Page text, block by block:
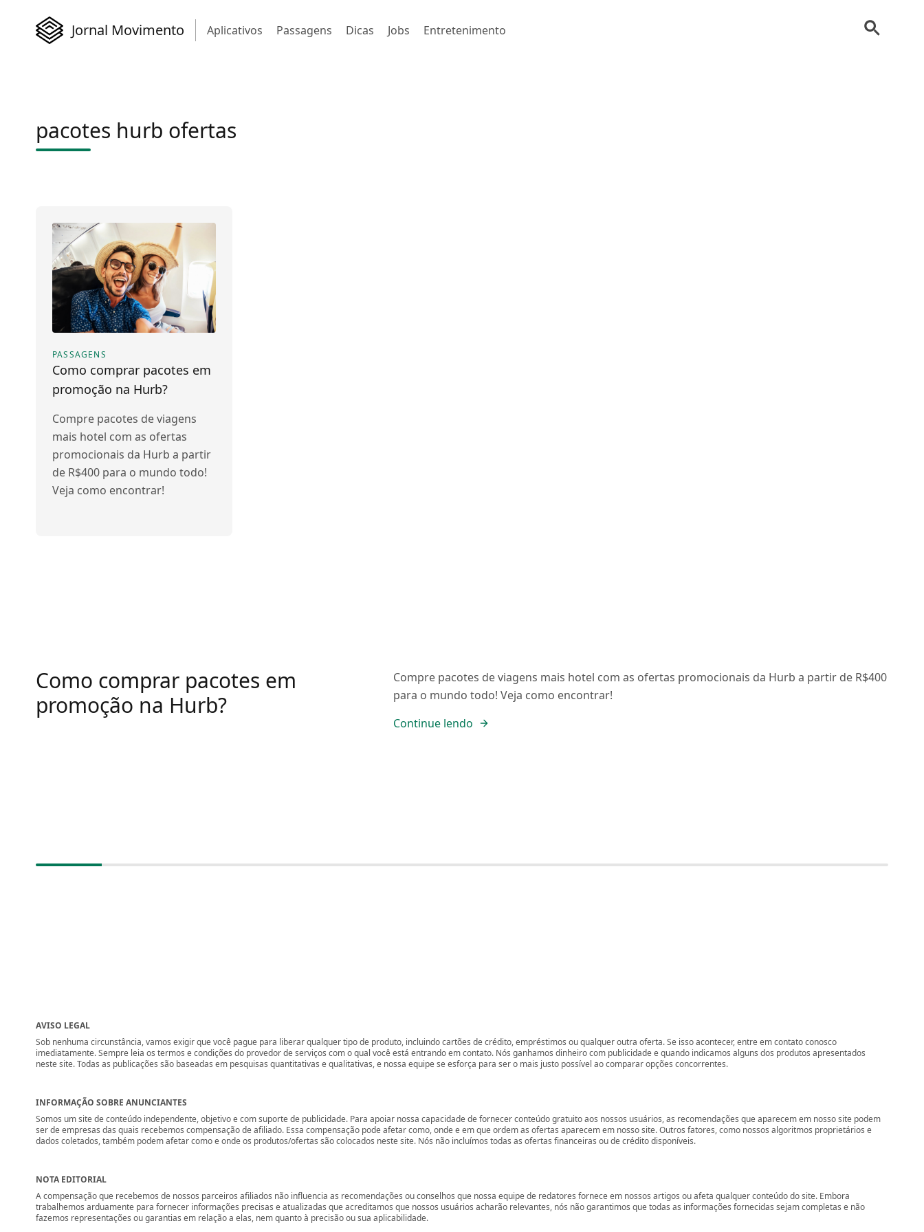
Jornal Movimento Aplicativos Passagens Dicas Jobs Entretenimento
pacotes hurb ofertas
PASSAGENS
Como comprar pacotes em
promoção na Hurb?
Compre pacotes de viagens
mais hotel com as ofertas
promocionais da Hurb a partir
de R$400 para o mundo todo!
Veja como encontrar!
Como comprar pacotes em
promoção na Hurb?
Compre pacotes de viagens mais hotel com as ofertas promocionais da Hurb a partir de R$400
para o mundo todo! Veja como encontrar!
Continue lendo
AVISO LEGAL
Sob nenhuma circunstância, vamos exigir que você pague para liberar qualquer tipo de produto, incluindo cartões de crédito, empréstimos ou qualquer outra oferta. Se isso acontecer, entre em contato conosco
imediatamente. Sempre leia os termos e condições do provedor de serviços com o qual você está entrando em contato. Nós ganhamos dinheiro com publicidade e quando indicamos alguns dos produtos apresentados
neste site. Todas as publicações são baseadas em pesquisas quantitativas e qualitativas, e nossa equipe se esforça para ser o mais justo possível ao comparar opções concorrentes.
INFORMAÇÃO SOBRE ANUNCIANTES
Somos um site de conteúdo independente, objetivo e com suporte de publicidade. Para apoiar nossa capacidade de fornecer conteúdo gratuito aos nossos usuários, as recomendações que aparecem em nosso site podem
ser de empresas das quais recebemos compensação de afiliado. Essa compensação pode afetar como, onde e em que ordem as ofertas aparecem em nosso site. Outros fatores, como nossos algoritmos proprietários e
dados coletados, também podem afetar como e onde os produtos/ofertas são colocados neste site. Nós não incluímos todas as ofertas financeiras ou de crédito disponíveis.
NOTA EDITORIAL
A compensação que recebemos de nossos parceiros afiliados não influencia as recomendações ou conselhos que nossa equipe de redatores fornece em nossos artigos ou afeta qualquer conteúdo do site. Embora
trabalhemos arduamente para fornecer informações precisas e atualizadas que acreditamos que nossos usuários acharão relevantes, nós não garantimos que todas as informações fornecidas sejam completas e não
fazemos representações ou garantias em relação a elas, nem quanto à precisão ou sua aplicabilidade.